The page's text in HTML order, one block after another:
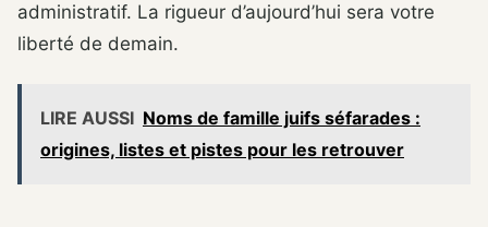
administratif. La rigueur d’aujourd’hui sera votre
liberté de demain.
LIRE AUSSI Noms de famille juifs séfarades :
origines, listes et pistes pour les retrouver